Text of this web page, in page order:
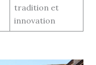
tradition et
innovation